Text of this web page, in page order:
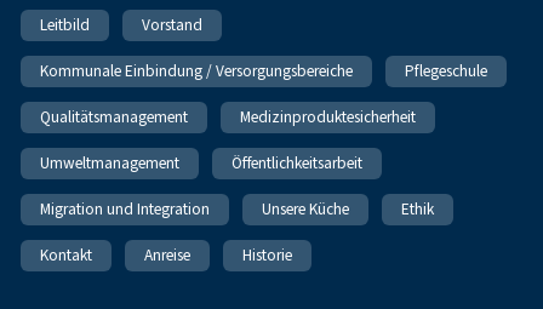
Leitbild Vorstand
Kommunale Einbindung / Versorgungsbereiche Pflegeschule
Qualitätsmanagement Medizinproduktesicherheit
Umweltmanagement Öffentlichkeitsarbeit
Migration und Integration Unsere Küche Ethik
Kontakt Anreise Historie